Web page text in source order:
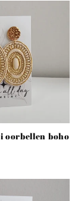
oorbellen boho